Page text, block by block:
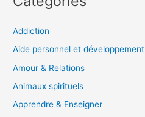
Addiction
Aide personnel et développement
Amour & Relations
Animaux spirituels
Apprendre & Enseigner